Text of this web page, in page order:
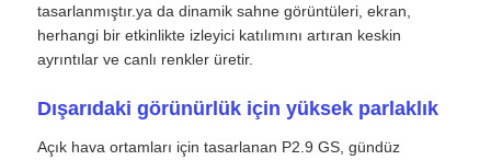
tasarlanmıştır.ya da dinamik sahne görüntüleri, ekran,
herhangi bir etkinlikte izleyici katılımını artıran keskin
ayrıntılar ve canlı renkler üretir.
Dışarıdaki görünürlük için yüksek parlaklık
Açık hava ortamları için tasarlanan P2.9 GS, gündüz